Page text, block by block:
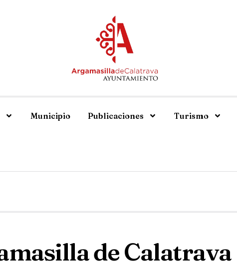
Municipio Publicaciones Turismo
de Calatrava